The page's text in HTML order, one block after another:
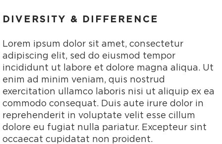
DIVERSITY & DIFFERENCE
Lorem ipsum dolor sit amet, consectetur
adipiscing elit, sed do eiusmod tempor
incididunt ut labore et dolore magna aliqua. Ut
enim ad minim veniam, quis nostrud
exercitation ullamco laboris nisi ut aliquip ex ea
commodo consequat. Duis aute irure dolor in
reprehenderit in voluptate velit esse cillum
dolore eu fugiat nulla pariatur. Excepteur sint
occaecat cupidatat non proident.